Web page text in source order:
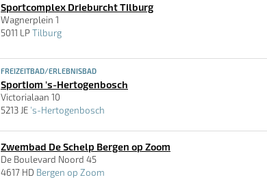
Sportcomplex Drieburcht Tilburg
Wagnerplein 1
5011 LP Tilburg
FREIZEITBAD/ERLEBNISBAD
Sportiom 's-Hertogenbosch
Victorialaan 10
5213 JE 's-Hertogenbosch
Zwembad De Schelp Bergen op Zoom
De Boulevard Noord 45
4617 HD Bergen op Zoom